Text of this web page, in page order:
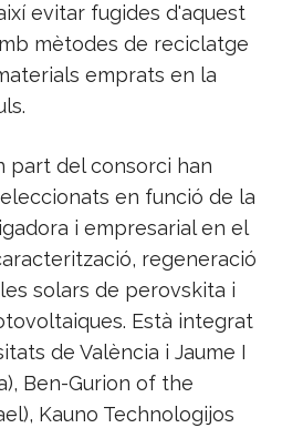
evitar fugides d'aquest
mètodes de reciclatge
emprats en la
part del consorci han
en funció de la
i empresarial en el
regeneració
solars de perovskita i
Està integrat
de València i Jaume I
Ben-Gurion of the
Kauno Technologijos